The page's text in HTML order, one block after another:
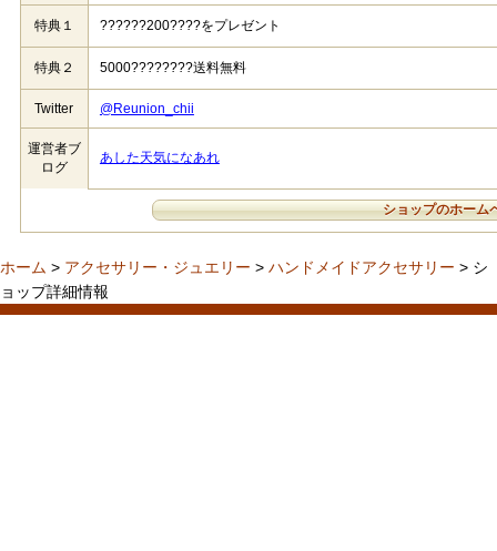
特典１ ??????200????をプレゼント
特典２ 5000????????送料無料
Twitter @Reunion_chii
運営者ブ
ログ
あした天気になあれ
ショップのホーム
ホーム > アクセサリー・ジュエリー > ハンドメイドアクセサリー > シ
ョップ詳細情報